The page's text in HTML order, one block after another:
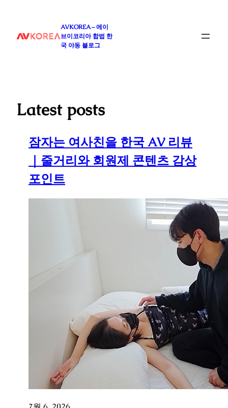
AVKOREA – 에이
브이코리아 합법 한
국 야동 블로그
Latest posts
잠자는 여사친을 한국 AV 리뷰
｜줄거리와 회원제 콘텐츠 감상
포인트